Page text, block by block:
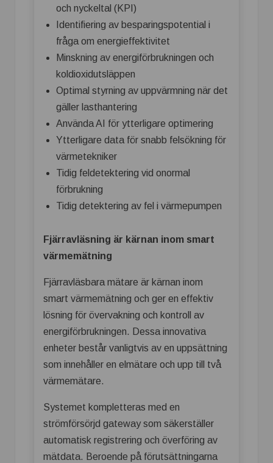
och nyckeltal (KPI)
Identifiering av besparingspotential i
fråga om energieffektivitet
Minskning av energiförbrukningen och
koldioxidutsläppen
Optimal styrning av uppvärmning när det
gäller lasthantering
Använda AI för ytterligare optimering
Ytterligare data för snabb felsökning för
värmetekniker
Tidig feldetektering vid onormal
förbrukning
Tidig detektering av fel i värmepumpen
Fjärravläsning är kärnan inom smart
värmemätning
Fjärravläsbara mätare är kärnan inom
smart värmemätning och ger en effektiv
lösning för övervakning och kontroll av
energiförbrukningen. Dessa innovativa
enheter består vanligtvis av en uppsättning
som innehåller en elmätare och upp till två
värmemätare.
Systemet kompletteras med en
strömförsörjd gateway som säkerställer
automatisk registrering och överföring av
mätdata. Beroende på förutsättningarna